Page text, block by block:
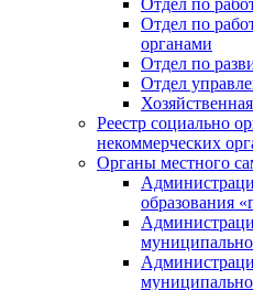
Отдел по
органами
Отдел по
Отдел
Реестр социально
некоммерческих
Органы местного
образования